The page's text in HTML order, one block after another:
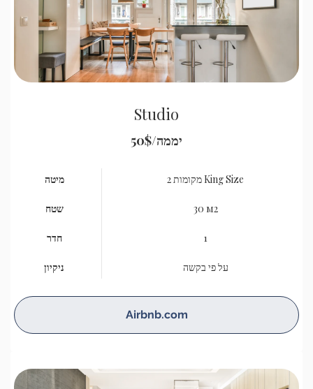
Studio
50$/יממה
מיטה
שטח
חדר
ניקיון
2 מקומות King Size
30 м2
1
על פי בקשה
Airbnb.com